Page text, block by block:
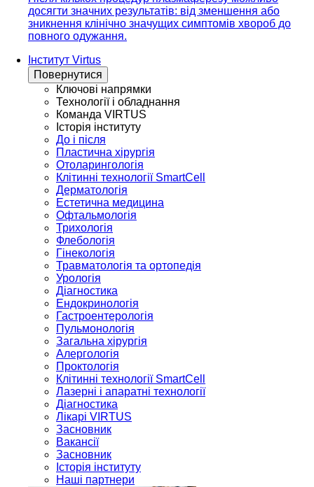
досягти значних результатів: від зменшення або
зникнення клінічно значущих симптомів хвороб до
повного одужання.
Інститут Virtus
Повернутися
Ключові напрямки
Технології і обладнання
Команда VIRTUS
Історія інституту
До і після
Пластична хірургія
Отоларингологія
Клітинні технології SmartCell
Дерматологія
Естетична медицина
Офтальмологія
Трихологія
Флебологія
Гінекологія
Травматологія та ортопедія
Урологія
Діагностика
Ендокринологія
Гастроентерологія
Пульмонологія
Загальна хірургія
Алергологія
Проктологія
Клітинні технології SmartCell
Лазерні і апаратні технології
Діагностика
Лікарі VIRTUS
Засновник
Вакансії
Засновник
Історія інституту
Наші партнери